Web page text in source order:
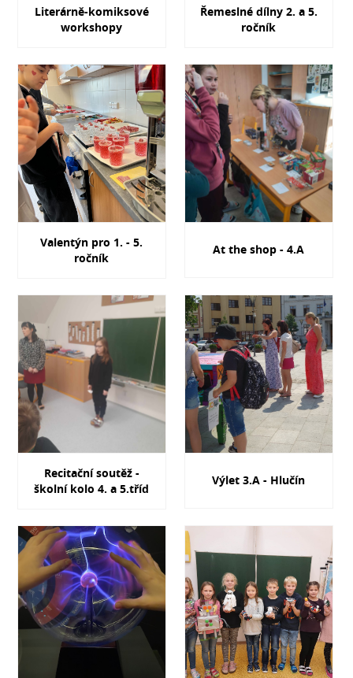
Literárně-komiksové
workshopy
Řemeslné dílny 2. a 5.
ročník
Valentýn pro 1. - 5.
ročník
At the shop - 4.A
Recitační soutěž -
školní kolo 4. a 5.tříd
Výlet 3.A - Hlučín